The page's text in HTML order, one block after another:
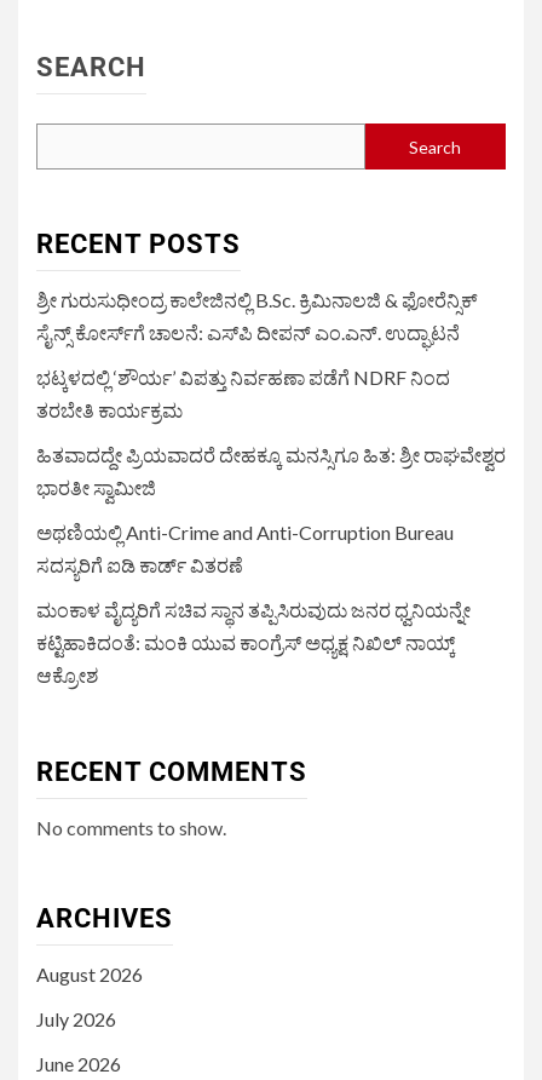
SEARCH
Search
RECENT POSTS
ಶ್ರೀ ಗುರುಸುಧೀಂದ್ರ ಕಾಲೇಜಿನಲ್ಲಿ B.Sc. ಕ್ರಿಮಿನಾಲಜಿ & ಫೋರೆನ್ಸಿಕ್
ಸೈನ್ಸ್ ಕೋರ್ಸ್‌ಗೆ ಚಾಲನೆ: ಎಸ್‌ಪಿ ದೀಪನ್ ಎಂ.ಎನ್. ಉದ್ಘಾಟನೆ
ಭಟ್ಕಳದಲ್ಲಿ ‘ಶೌರ್ಯ’ ವಿಪತ್ತು ನಿರ್ವಹಣಾ ಪಡೆಗೆ NDRF ನಿಂದ
ತರಬೇತಿ ಕಾರ್ಯಕ್ರಮ
ಹಿತವಾದದ್ದೇ ಪ್ರಿಯವಾದರೆ ದೇಹಕ್ಕೂ ಮನಸ್ಸಿಗೂ ಹಿತ: ಶ್ರೀ ರಾಘವೇಶ್ವರ
ಭಾರತೀ ಸ್ವಾಮೀಜಿ
ಅಥಣಿಯಲ್ಲಿ Anti-Crime and Anti-Corruption Bureau
ಸದಸ್ಯರಿಗೆ ಐಡಿ ಕಾರ್ಡ್ ವಿತರಣೆ
ಮಂಕಾಳ ವೈದ್ಯರಿಗೆ ಸಚಿವ ಸ್ಥಾನ ತಪ್ಪಿಸಿರುವುದು ಜನರ ಧ್ವನಿಯನ್ನೇ
ಕಟ್ಟಿಹಾಕಿದಂತೆ: ಮಂಕಿ ಯುವ ಕಾಂಗ್ರೆಸ್ ಅಧ್ಯಕ್ಷ ನಿಖಿಲ್ ನಾಯ್ಕ್
ಆಕ್ರೋಶ
RECENT COMMENTS
No comments to show.
ARCHIVES
August 2026
July 2026
June 2026